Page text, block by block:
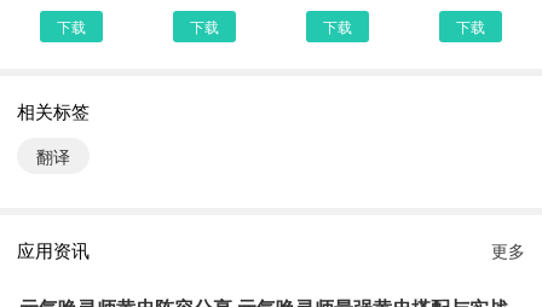
充现代汉语常用词汇、组词例句与近反义词内容，字词解析更全面、
精准，适配学生日常学习与成人查阅需求。
书、隶书等多种字体，练字参考、书法赏析选择更多样。
快快查汉语字典5.1.4 下载安装说明：
以在豌豆荚或者PP助手等手机助手里面一键下载安装！也可以通过
下载 下载 下载 下载
相关标签
翻译
应用资讯 更多